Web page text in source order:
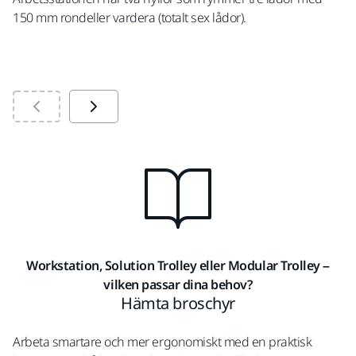
150 mm rondeller vardera (totalt sex lådor).
Workstation, Solution Trolley eller Modular Trolley –
vilken passar dina behov?
Hämta broschyr
Arbeta smartare och mer ergonomiskt med en praktisk